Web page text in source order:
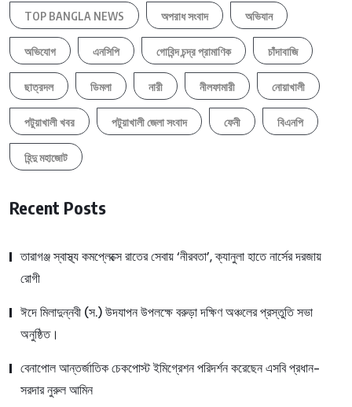
TOP BANGLA NEWS অপরাধ সংবাদ অভিযান
অভিযোগ এনসিপি গোবিন্দ চন্দ্র প্রামাণিক চাঁদাবাজি
ছাত্রদল ডিমলা নারী নীলফামারী নোয়াখালী
পটুয়াখালী খবর পটুয়াখালী জেলা সংবাদ ফেনী বিএনপি
হিন্দু মহাজোট
Recent Posts
তারাগঞ্জ স্বাস্থ্য কমপ্লেক্সে রাতের সেবায় ‘নীরবতা’, ক্যানুলা হাতে নার্সের দরজায়
রোগী
ঈদে মিলাদুন্নবী (স.) উদযাপন উপলক্ষে বরুড়া দক্ষিণ অঞ্চলের প্রস্তুতি সভা
অনুষ্ঠিত।
বেনাপোল আন্তর্জাতিক চেকপোস্ট ইমিগ্রেশন পরিদর্শন করেছেন এসবি প্রধান-
সরদার নুরুল আমিন